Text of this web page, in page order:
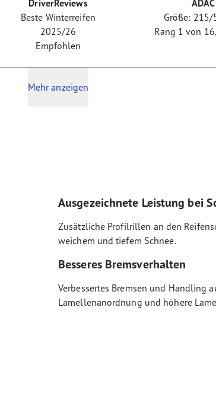
DriverReviews
Beste Winterreifen
2025/26
Empfohlen
ADAC
Größe: 215/
Rang 1 von
Mehr anzeigen
Ausgezeichnete Leistung bei
Zusätzliche Profilrillen an den
weichem und tiefem Schnee.
Besseres Bremsverhalten
Verbessertes Bremsen und Handling
Lamellenanordnung und höhere